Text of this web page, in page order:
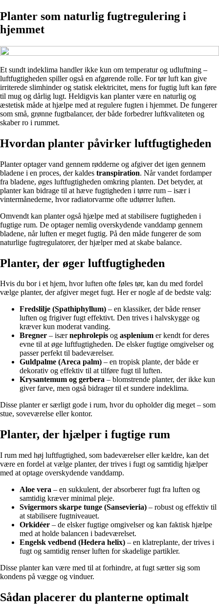
Planter som naturlig fugtregulering i
hjemmet
Et sundt indeklima handler ikke kun om temperatur og udluftning –
luftfugtigheden spiller også en afgørende rolle. For tør luft kan give
irriterede slimhinder og statisk elektricitet, mens for fugtig luft kan føre
til mug og dårlig lugt. Heldigvis kan planter være en naturlig og
æstetisk måde at hjælpe med at regulere fugten i hjemmet. De fungerer
som små, grønne fugtbalancer, der både forbedrer luftkvaliteten og
skaber ro i rummet.
Hvordan planter påvirker luftfugtigheden
Planter optager vand gennem rødderne og afgiver det igen gennem
bladene i en proces, der kaldes transpiration. Når vandet fordamper
fra bladene, øges luftfugtigheden omkring planten. Det betyder, at
planter kan bidrage til at hæve fugtigheden i tørre rum – især i
vintermånederne, hvor radiatorvarme ofte udtørrer luften.
Omvendt kan planter også hjælpe med at stabilisere fugtigheden i
fugtige rum. De optager nemlig overskydende vanddamp gennem
bladene, når luften er meget fugtig. På den måde fungerer de som
naturlige fugtregulatorer, der hjælper med at skabe balance.
Planter, der øger luftfugtigheden
Hvis du bor i et hjem, hvor luften ofte føles tør, kan du med fordel
vælge planter, der afgiver meget fugt. Her er nogle af de bedste valg:
Fredslilje (Spathiphyllum) – en klassiker, der både renser
luften og frigiver fugt effektivt. Den trives i halvskygge og
kræver kun moderat vanding.
Bregner – isærnephrolepis og asplenium er kendt for deres
evne til at øge luftfugtigheden. De elsker fugtige omgivelser og
passer perfekt til badeværelser.
Guldpalme (Areca palm) – en tropisk plante, der både er
dekorativ og effektiv til at tilføre fugt til luften.
Krysantemum og gerbera – blomstrende planter, der ikke kun
giver farve, men også bidrager til et sundere indeklima.
Disse planter er særligt gode i rum, hvor du opholder dig meget – som
stue, soveværelse eller kontor.
Planter, der hjælper i fugtige rum
I rum med høj luftfugtighed, som badeværelser eller kældre, kan det
være en fordel at vælge planter, der trives i fugt og samtidig hjælper
med at optage overskydende vanddamp.
Aloe vera – en sukkulent, der absorberer fugt fra luften og
samtidig kræver minimal pleje.
Svigermors skarpe tunge (Sansevieria) – robust og effektiv til
at stabilisere fugtniveauet.
Orkidéer – de elsker fugtige omgivelser og kan faktisk hjælpe
med at holde balancen i badeværelset.
Engelsk vedbend (Hedera helix) – en klatreplante, der trives i
fugt og samtidig renser luften for skadelige partikler.
Disse planter kan være med til at forhindre, at fugt sætter sig som
kondens på vægge og vinduer.
Sådan placerer du planterne optimalt